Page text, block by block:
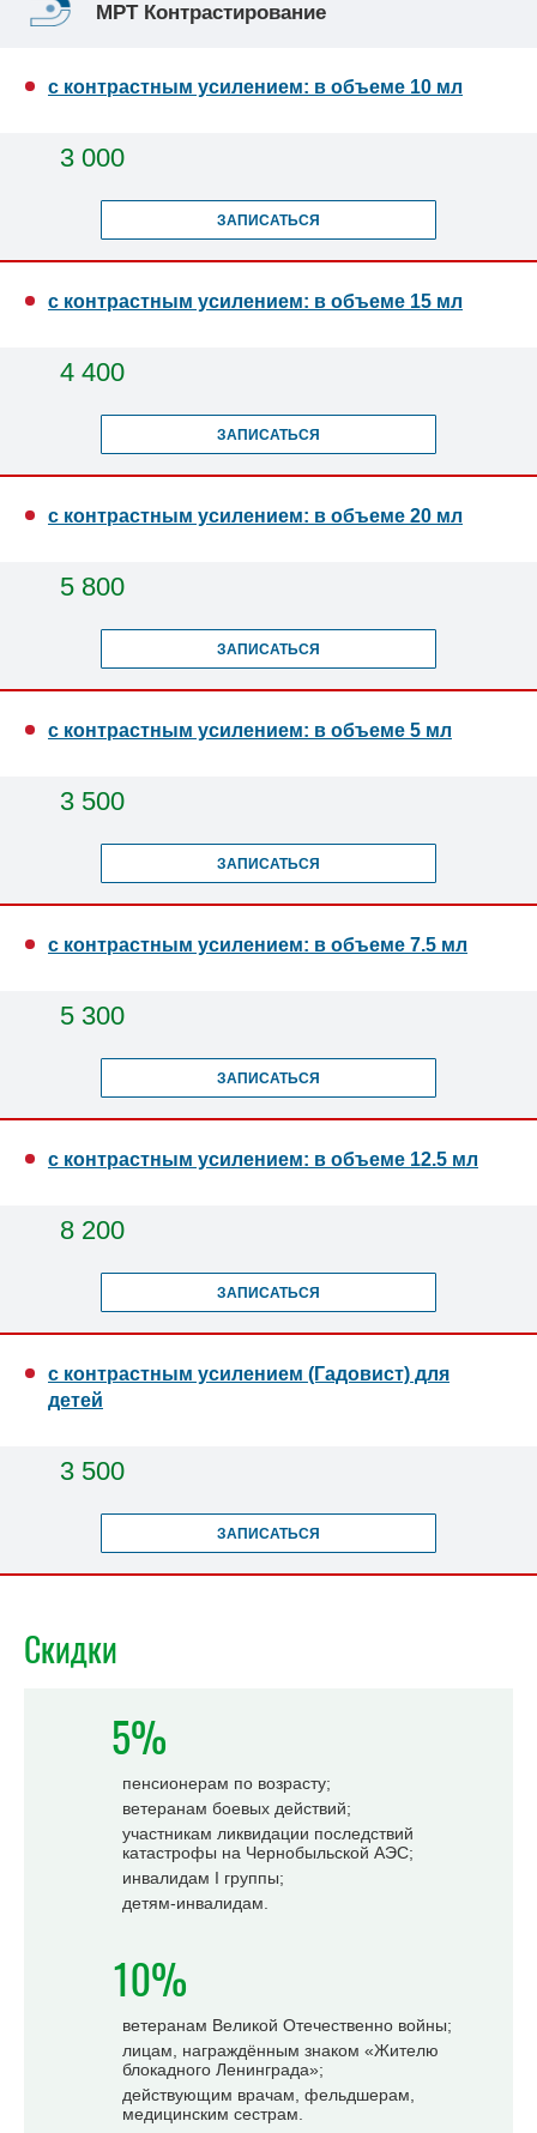
МРТ Контрастирование
с контрастным усилением: в объеме 10 мл
3 000
ЗАПИСАТЬСЯ
с контрастным усилением: в объеме 15 мл
4 400
ЗАПИСАТЬСЯ
с контрастным усилением: в объеме 20 мл
5 800
ЗАПИСАТЬСЯ
с контрастным усилением: в объеме 5 мл
3 500
ЗАПИСАТЬСЯ
с контрастным усилением: в объеме 7.5 мл
5 300
ЗАПИСАТЬСЯ
с контрастным усилением: в объеме 12.5 мл
8 200
ЗАПИСАТЬСЯ
с контрастным усилением (Гадовист) для
детей
3 500
ЗАПИСАТЬСЯ
Скидки
5%
пенсионерам по возрасту;
ветеранам боевых действий;
участникам ликвидации последствий
катастрофы на Чернобыльской АЭС;
инвалидам I группы;
детям-инвалидам.
10%
ветеранам Великой Отечественно войны;
лицам, награждённым знаком «Жителю
блокадного Ленинграда»;
действующим врачам, фельдшерам,
медицинским сестрам.